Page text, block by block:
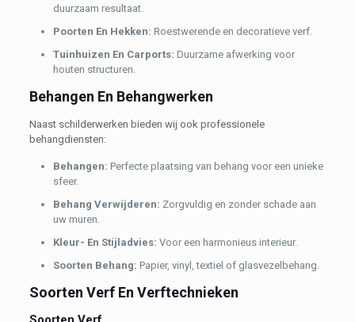
duurzaam resultaat.
Poorten En Hekken: Roestwerende en decoratieve verf.
Tuinhuizen En Carports: Duurzame afwerking voor
houten structuren.
Behangen En Behangwerken
Naast schilderwerken bieden wij ook professionele
behangdiensten:
Behangen: Perfecte plaatsing van behang voor een unieke
sfeer.
Behang Verwijderen: Zorgvuldig en zonder schade aan
uw muren.
Kleur- En Stijladvies: Voor een harmonieus interieur.
Soorten Behang: Papier, vinyl, textiel of glasvezelbehang.
Soorten Verf En Verftechnieken